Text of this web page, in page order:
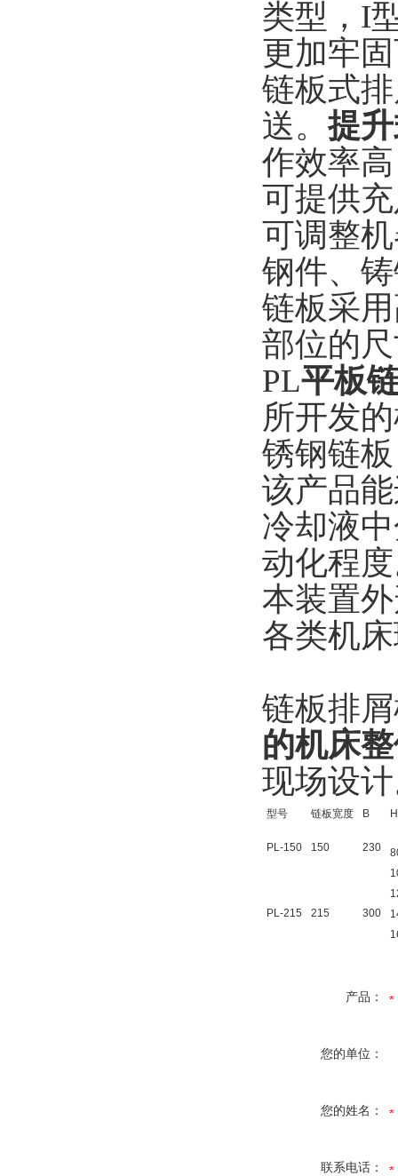
类型，I
更加牢
链板式
送。提
作效率
可提供
可调整
钢件、
链板采
部位的
PL平板
所开发
锈钢链
该产品
冷却液
动化程
本装置
各类机
链板排
的机床
现场设
型号 链板宽度 B H
PL-150 150 230
PL-215 215 300
产品：
您的单位：
您的姓名：
联系电话：